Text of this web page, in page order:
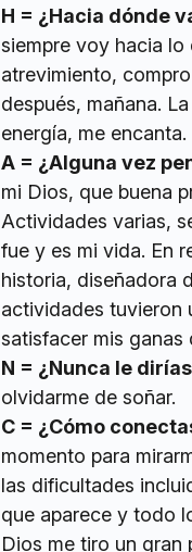
H = ¿Hacia dónde
siempre voy hacia
atrevimiento,
después, mañana.
energía, me encanta.
A = ¿Alguna vez
mi Dios, que buena
Actividades varias,
fue y es mi vida. En
historia, diseñadora
actividades tuvieron
satisfacer mis
N = ¿Nunca le
olvidarme de soñar.
C = ¿Cómo
momento para
las dificultades
que aparece y todo
Dios me tiro un gran